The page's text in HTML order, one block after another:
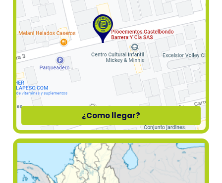
¿Como llegar?